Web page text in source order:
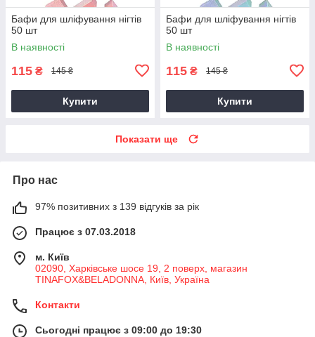
Бафи для шліфування нігтів
50 шт
В наявності
115 ₴ 145 ₴
Купити
Бафи для шліфування нігтів
50 шт
В наявності
115 ₴ 145 ₴
Купити
Показати ще
Про нас
97% позитивних з 139 відгуків за рік
Працює з 07.03.2018
м. Київ
02090, Харківське шосе 19, 2 поверх, магазин
TINAFOX&BELADONNA, Київ, Україна
Контакти
Сьогодні працює з 09:00 до 19:30